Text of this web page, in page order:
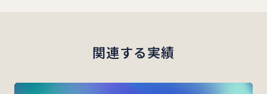
関連する実績